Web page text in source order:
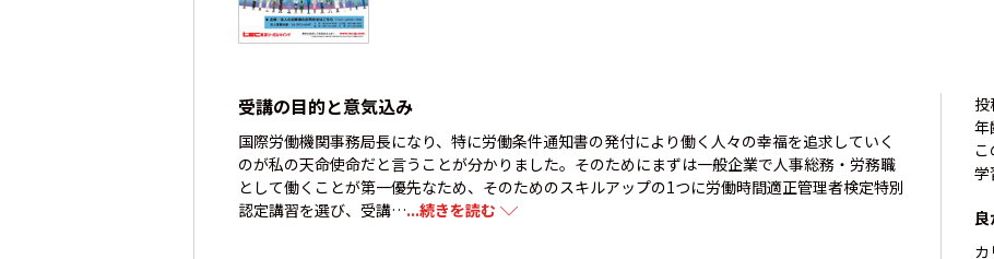
受講の目的と意気込み
国際労働機関事務局長になり、特に労働条件通知書の発付により働く人々の幸福を追求していく
のが私の天命使命だと言うことが分かりました。そのためにまずは一般企業で人事総務・労務職
として働くことが第一優先なため、そのためのスキルアップの1つに労働時間適正管理者検定特別
認定講習を選び、受講…...続きを読む
年
学
良